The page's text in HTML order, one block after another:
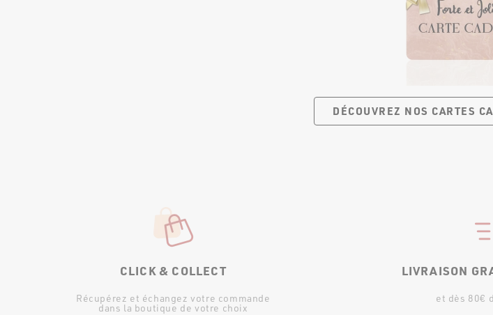
DÉCOUVREZ NOS CARTES
CLICK & COLLECT
Récupérez et échangez votre commande
dans la boutique de votre choix
LIVRAISON
et dès 80€